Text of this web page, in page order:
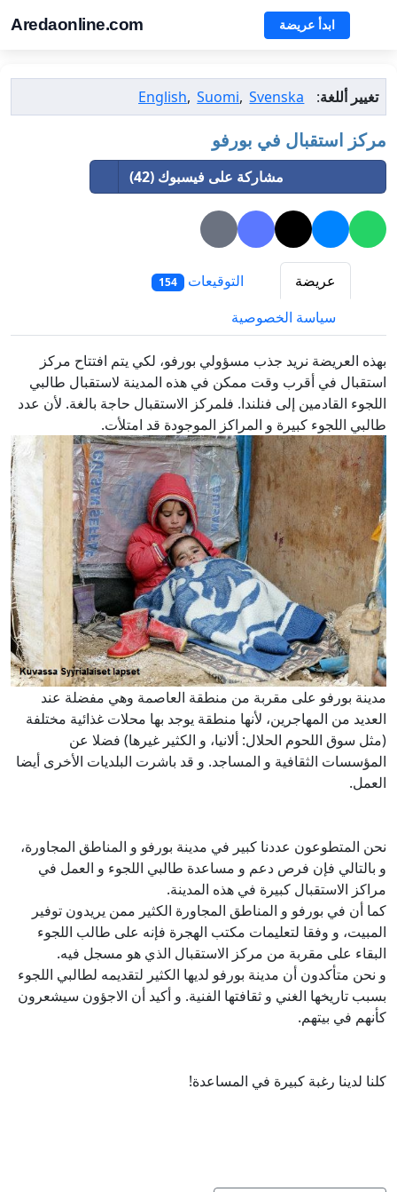
Aredaonline.com ابدأ عريضة
تغيير أللغة:
English, Suomi, Svenska
مركز استقبال في بورفو
مشاركة على فيسبوك (42)
عريضة التوقيعات 154
سياسة الخصوصية
بهذه العريضة نريد جذب مسؤولي بورفو، لكي يتم افتتاح مركز
استقبال في أقرب وقت ممكن في هذه المدينة لاستقبال طالبي
اللجوء القادمين إلى فنلندا. فلمركز الاستقبال حاجة بالغة. لأن عدد
طالبي اللجوء كبيرة و المراكز الموجودة قد امتلأت.
مدينة بورفو على مقربة من منطقة العاصمة وهي مفضلة عند
العديد من المهاجرين، لأنها منطقة يوجد بها محلات غذائية مختلفة
(مثل سوق اللحوم الحلال: ألانيا، و الكثير غيرها) فضلا عن
المؤسسات الثقافية و المساجد. و قد باشرت البلديات الأخرى أيضا
العمل.
نحن المتطوعون عددنا كبير في مدينة بورفو و المناطق المجاورة،
و بالتالي فإن فرص دعم و مساعدة طالبي اللجوء و العمل في
مراكز الاستقبال كبيرة في هذه المدينة.
كما أن في بورفو و المناطق المجاورة الكثير ممن يريدون توفير
المبيت، و وفقا لتعليمات مكتب الهجرة فإنه على طالب اللجوء
البقاء على مقربة من مركز الاستقبال الذي هو مسجل فيه.
و نحن متأكدون أن مدينة بورفو لديها الكثير لتقديمه لطالبي اللجوء
بسبب تاريخها الغني و ثقافتها الفنية. و أكيد أن الاجؤون سيشعرون
كأنهم في بيتهم.
كلنا لدينا رغبة كبيرة في المساعدة!